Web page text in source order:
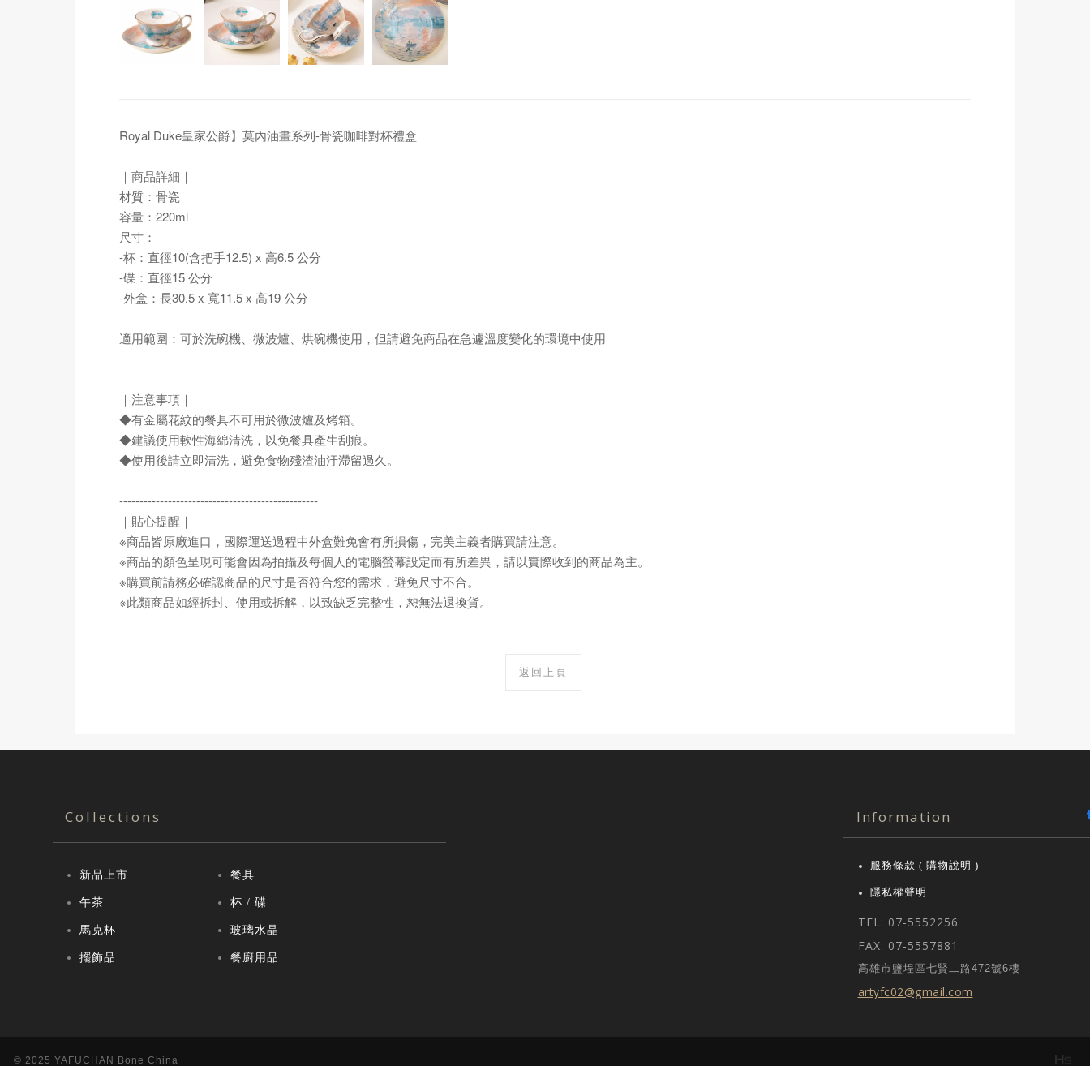
Royal Duke皇家公爵】莫內油畫系列-骨瓷咖啡對杯禮盒
｜商品詳細｜
材質：骨瓷
容量：220ml
尺寸：
-杯：直徑10(含把手12.5) x 高6.5 公分
-碟：直徑15 公分
-外盒：長30.5 x 寬11.5 x 高19 公分
適用範圍：可於洗碗機、微波爐、烘碗機使用，但請避免商品在急遽溫度變化的環境中使用
｜注意事項｜
◆有金屬花紋的餐具不可用於微波爐及烤箱。
◆建議使用軟性海綿清洗，以免餐具產生刮痕。
◆使用後請立即清洗，避免食物殘渣油汙滯留過久。
-------------------------------------------------
｜貼心提醒｜
※商品皆原廠進口，國際運送過程中外盒難免會有所損傷，完美主義者購買請注意。
※商品的顏色呈現可能會因為拍攝及每個人的電腦螢幕設定而有所差異，請以實際收到的商品為主。
※購買前請務必確認商品的尺寸是否符合您的需求，避免尺寸不合。
※此類商品如經拆封、使用或拆解，以致缺乏完整性，恕無法退換貨。
返回上頁
Collections
新品上市 餐具
午茶 杯 / 碟
馬克杯 玻璃水晶
擺飾品 餐廚用品
Information
服務條款 ( 購物說明 )
隱私權聲明
TEL: 07-5552256
FAX: 07-5557881
高雄市鹽埕區七賢二路472號6樓
artyfc02@gmail.com
© 2025 YAFUCHAN Bone China